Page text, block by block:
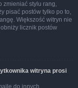
zmieniać stylu rang,
pisać postów tylko po to,
Większość witryn nie
licznik postów
witryna prosi
do innych